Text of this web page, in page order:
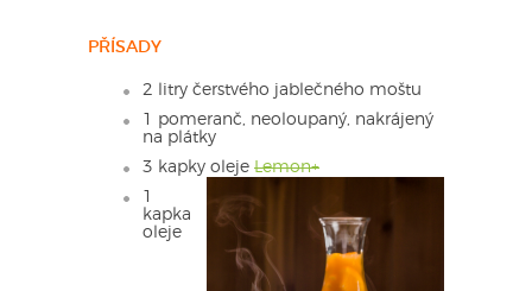
PŘÍSADY
2 litry čerstvého jablečného moštu
1 pomeranč, neoloupaný, nakrájený
na plátky
3 kapky oleje Lemon+
1
kapka
oleje